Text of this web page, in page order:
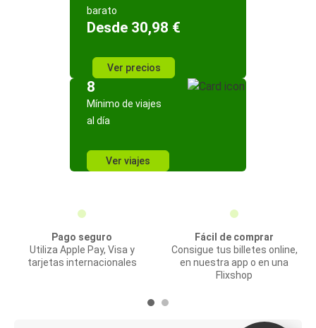
barato
Desde 30,98 €
Ver precios
8
Mínimo de viajes
al día
Ver viajes
Pago seguro
Utiliza Apple Pay, Visa y
tarjetas internacionales
Fácil de comprar
Consigue tus billetes online,
en nuestra app o en una
Flixshop